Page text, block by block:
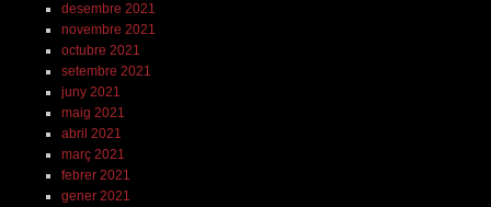
desembre 2021
novembre 2021
octubre 2021
setembre 2021
juny 2021
maig 2021
abril 2021
març 2021
febrer 2021
gener 2021